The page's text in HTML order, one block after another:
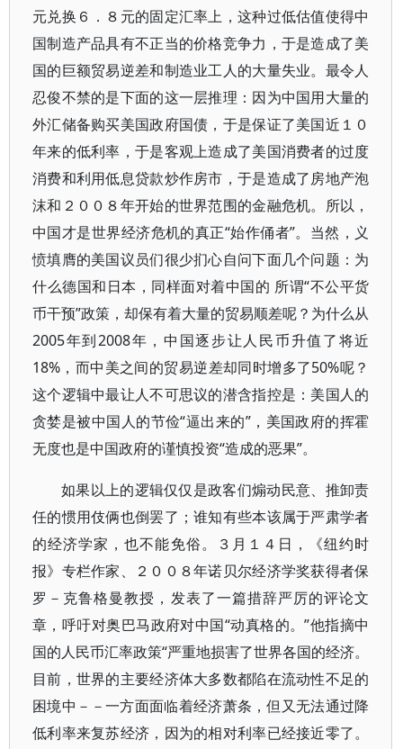
元兑换６．８元的固定汇率上，这种过低估值使得中
国制造产品具有不正当的价格竞争力，于是造成了美
国的巨额贸易逆差和制造业工人的大量失业。最令人
忍俊不禁的是下面的这一层推理：因为中国用大量的
外汇储备购买美国政府国债，于是保证了美国近１０
年来的低利率，于是客观上造成了美国消费者的过度
消费和利用低息贷款炒作房市，于是造成了房地产泡
沫和２００８年开始的世界范围的金融危机。所以，
中国才是世界经济危机的真正“始作俑者”。当然，义
愤填膺的美国议员们很少扪心自问下面几个问题：为
什么德国和日本，同样面对着中国的 所谓“不公平货
币干预”政策，却保有着大量的贸易顺差呢？为什么从
2005年到2008年，中国逐步让人民币升值了将近
18%，而中美之间的贸易逆差却同时增多了50%呢？
这个逻辑中最让人不可思议的潜含指控是：美国人的
贪婪是被中国人的节俭“逼出来的”，美国政府的挥霍
无度也是中国政府的谨慎投资“造成的恶果”。
如果以上的逻辑仅仅是政客们煽动民意、推卸责
任的惯用伎俩也倒罢了；谁知有些本该属于严肃学者
的经济学家，也不能免俗。３月１４日，《纽约时
报》专栏作家、２００８年诺贝尔经济学奖获得者保
罗－克鲁格曼教授，发表了一篇措辞严厉的评论文
章，呼吁对奥巴马政府对中国“动真格的。”他指摘中
国的人民币汇率政策“严重地损害了世界各国的经济。
目前，世界的主要经济体大多数都陷在流动性不足的
困境中－－一方面面临着经济萧条，但又无法通过降
低利率来复苏经济，因为的相对利率已经接近零了。